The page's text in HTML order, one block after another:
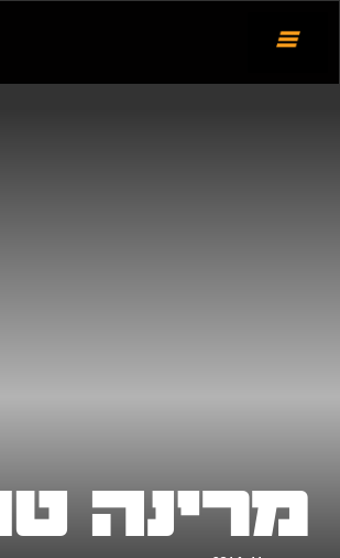
מרינה